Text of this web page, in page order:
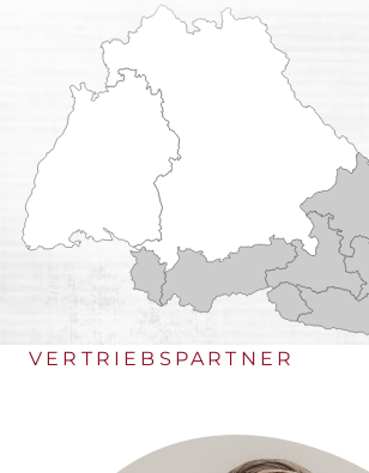
KEY-ACCOUNT
VERTRIEB
BRAND AMBASSADOR
BURGENLAND
DEUTSCHLAND
KÄRNTEN
OBERÖSTERREICH
REGION
VERTRIEBSPARTNER